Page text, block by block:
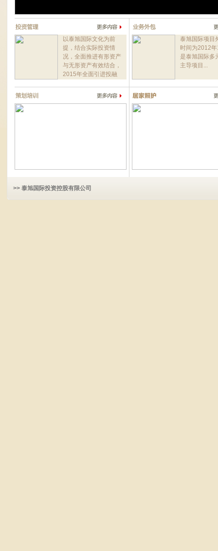
以泰旭国际文化为前
提，结合实际投资情
况，全面推进有形资产
与无形资产有效结合，
2015年全面引进投融
泰旭国际项目
时间为2012
是泰旭国际多
主导项目...
>> 泰旭国际投资控股有限公司